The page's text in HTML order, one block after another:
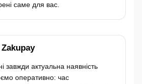
саме для вас.
завжди актуальна наявність
оперативно: час